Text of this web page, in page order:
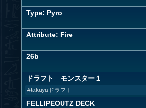
Type: Pyro
Attribute: Fire
26b
ドラフト モンスター１
#takuyaドラフト
FELLIPEOUTZ DECK